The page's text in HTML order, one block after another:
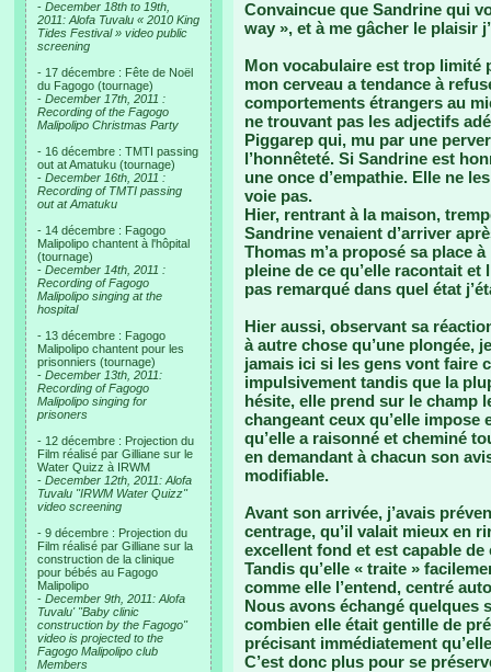
- December 18th to 19th,
2011: Alofa Tuvalu « 2010 King
Tides Festival » video public
screening
- 17 décembre : Fête de Noël
du Fagogo (tournage)
- December 17th, 2011 :
Recording of the Fagogo
Malipolipo Christmas Party
- 16 décembre : TMTI passing
out at Amatuku (tournage)
- December 16th, 2011 :
Recording of TMTI passing
out at Amatuku
- 14 décembre : Fagogo
Malipolipo chantent à l'hôpital
(tournage)
- December 14th, 2011 :
Recording of Fagogo
Malipolipo singing at the
hospital
- 13 décembre : Fagogo
Malipolipo chantent pour les
prisonniers (tournage)
- December 13th, 2011:
Recording of Fagogo
Malipolipo singing for
prisoners
- 12 décembre : Projection du
Film réalisé par Gilliane sur le
Water Quizz à IRWM
- December 12th, 2011: Alofa
Tuvalu "IRWM Water Quizz"
video screening
- 9 décembre : Projection du
Film réalisé par Gilliane sur la
construction de la clinique
pour bébés au Fagogo
Malipolipo
- December 9th, 2011: Alofa
Tuvalu' "Baby clinic
construction by the Fagogo"
video is projected to the
Fagogo Malipolipo club
Members
Convaincue que Sandrine qui
way », et à me gâcher le plaisir
Mon vocabulaire est trop limité
mon cerveau a tendance à
comportements étrangers au
ne trouvant pas les adjectifs
Piggarep qui, mu par une
l’honnêteté. Si Sandrine est
une once d’empathie. Elle ne
voie pas.
Hier, rentrant à la maison,
Sandrine venaient d’arriver
Thomas m’a proposé sa place
pleine de ce qu’elle racontait et
pas remarqué dans quel état
Hier aussi, observant sa
à autre chose qu’une plongée,
jamais ici si les gens vont faire
impulsivement tandis que la
hésite, elle prend sur le champ
changeant ceux qu’elle impose
qu’elle a raisonné et cheminé
en demandant à chacun son
modifiable.
Avant son arrivée, j’avais
centrage, qu’il valait mieux en
excellent fond et est capable
Tandis qu’elle « traite »
comme elle l’entend, centré
Nous avons échangé quelques
combien elle était gentille de
précisant immédiatement
C’est donc plus pour se